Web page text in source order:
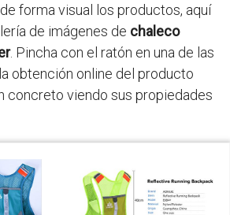
forma visual los productos, aquí
de imágenes de chaleco
. Pincha con el ratón en una de las
obtención online del producto
concreto viendo sus propiedades